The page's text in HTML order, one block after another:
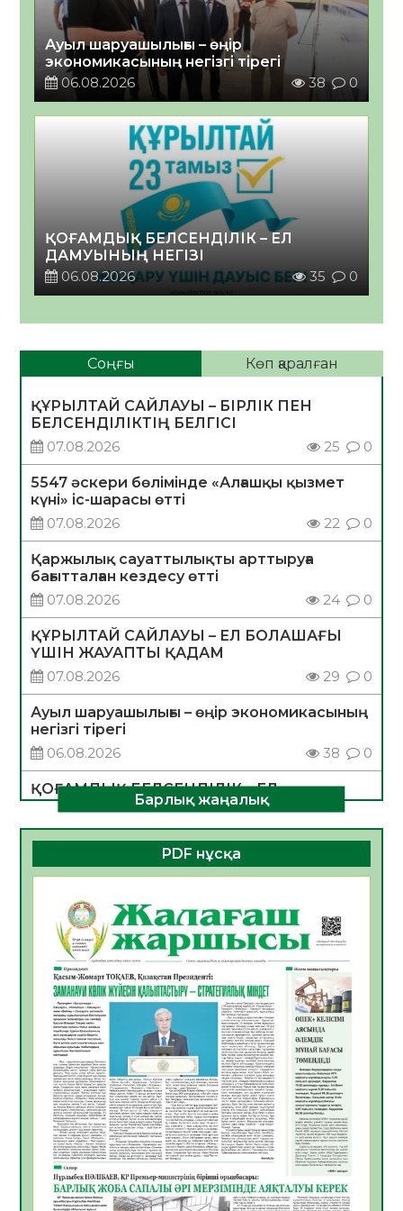
Ауыл шаруашылығы – өңір
экономикасының негізгі тірегі
06.08.2026
38 0
ҚОҒАМДЫҚ БЕЛСЕНДІЛІК – ЕЛ
ДАМУЫНЫҢ НЕГІЗІ
06.08.2026
35 0
Соңғы Көп қаралған
ҚҰРЫЛТАЙ САЙЛАУЫ – БІРЛІК ПЕН
БЕЛСЕНДІЛІКТІҢ БЕЛГІСІ
07.08.2026
25 0
5547 әскери бөлімінде «Алғашқы қызмет
күні» іс-шарасы өтті
07.08.2026
22 0
Қаржылық сауаттылықты арттыруға
бағытталған кездесу өтті
07.08.2026
24 0
ҚҰРЫЛТАЙ САЙЛАУЫ – ЕЛ БОЛАШАҒЫ
ҮШІН ЖАУАПТЫ ҚАДАМ
07.08.2026
29 0
Ауыл шаруашылығы – өңір экономикасының
негізгі тірегі
06.08.2026
38 0
ҚОҒАМДЫҚ БЕЛСЕНДІЛІК – ЕЛ
ДАМУЫНЫҢ НЕГІЗІ
06.08.2026
35 0
ҚҰРЫЛТАЙ САЙЛАУЫ – БОЛАШАҚҚА
06.08.2026
Инфекциялық ауруларға қарсы иммундау
жұмыстарының тиімділігі
06.08.2026
39
Көкжөтел ауруы туралы
06.08.2026
35
АПВ вакцинасы туралы мәлімет
06.08.2026
35
Open Air: Қызылорда облысы полиция
департаменті 20 мыңнан астам
көрерменнің қауіпсіздігін қамтамасыз етті
06.08.2026
47
Барлық жаңалық
PDF нұсқа